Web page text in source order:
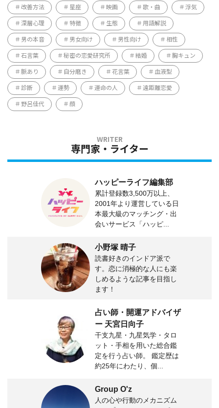
改善方法 星座 映画 歌・曲 浮気
深層心理 特徴 生態 用語解説
男の本音 男女向け 男性向け 相性
石言葉 秘密の恋愛研究所 結婚 胸キュン
脈あり 自分磨き 花言葉 血液型
診断 運勢 運命の人 遠距離恋愛
野呂佳代 顔
専門家・ライター
ハッピーライフ編集部
累計登録数3,500万以上、
2001年より運営している日
本最大級のマッチング・出
会いサービス「ハッピ...
小野塚 晴子
読書好きのインドア派で
す。恋に消極的な人にも楽
しめるような記事を目指し
ます！
占い師・開運アドバイザ
ー 天宮日向子
干支九星・九星気学・タロ
ット・手相を用いた総合鑑
定を行う占い師。 鑑定歴は
約25年にわたり、個...
Group O'z
人の心や行動のメカニズム